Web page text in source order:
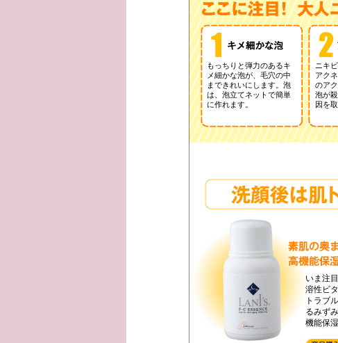
もっちりと弾力のあるキ
メ細かな泡が、毛穴の中
まできれいにします。泡
は、泡立てネットで簡単
に作れます。
ニキ
アク
のア
泡が
因を
いま注
溶性ビ
トラブ
るみず
機能保